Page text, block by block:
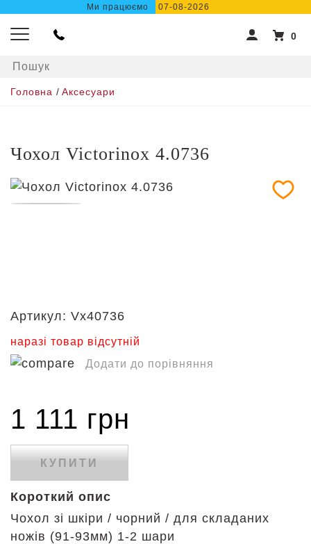
Ми працюємо 07-08-2026
0
Головна / Аксесуари
Чохол Victorinox 4.0736
Артикул: Vx40736
наразі товар відсутній
Додати до порівняння
1 111 грн
КУПИТИ
Короткий опис
Чохол зі шкіри / чорний / для складаних
ножів (91-93мм) 1-2 шари